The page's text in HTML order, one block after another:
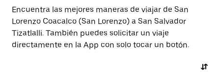
Encuentra las mejores maneras de viajar de San
Lorenzo Coacalco (San Lorenzo) a San Salvador
Tizatlalli. También puedes solicitar un viaje
directamente en la App con solo tocar un botón.